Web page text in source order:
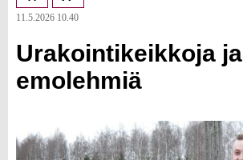
11.5.2026 10.40
Urakointikeikkoja ja
emolehmiä